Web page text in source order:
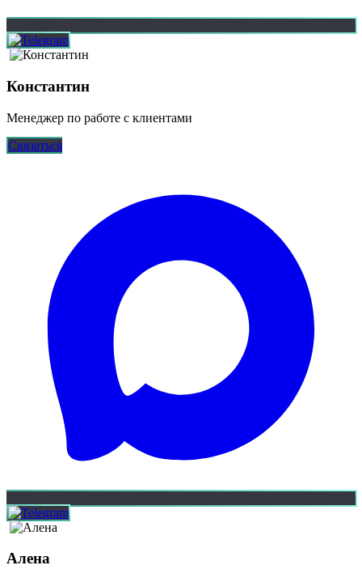
Константин
Менеджер по работе с клиентами
Связаться
Алена